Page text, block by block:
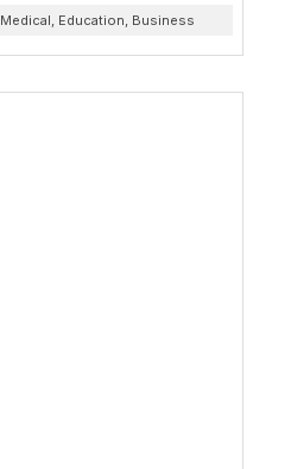
Medical, Education, Business